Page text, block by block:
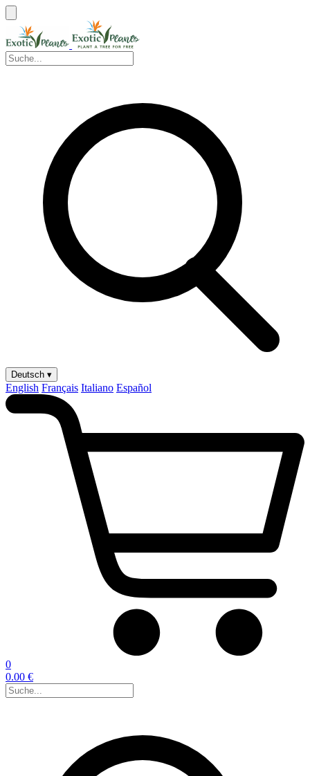
Deutsch ▾
English Français Italiano Español
0
0.00 €